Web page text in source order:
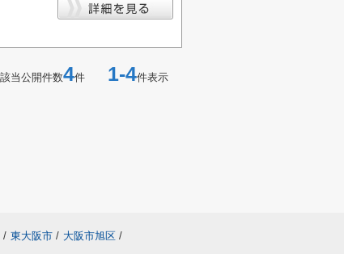
該当公開件数4件 1-4件表示
/ 東大阪市 / 大阪市旭区 /